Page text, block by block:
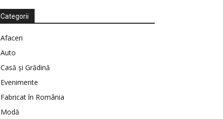
Categorii
Afaceri
Auto
Casă şi Grădină
Evenimente
Fabricat în România
Modă